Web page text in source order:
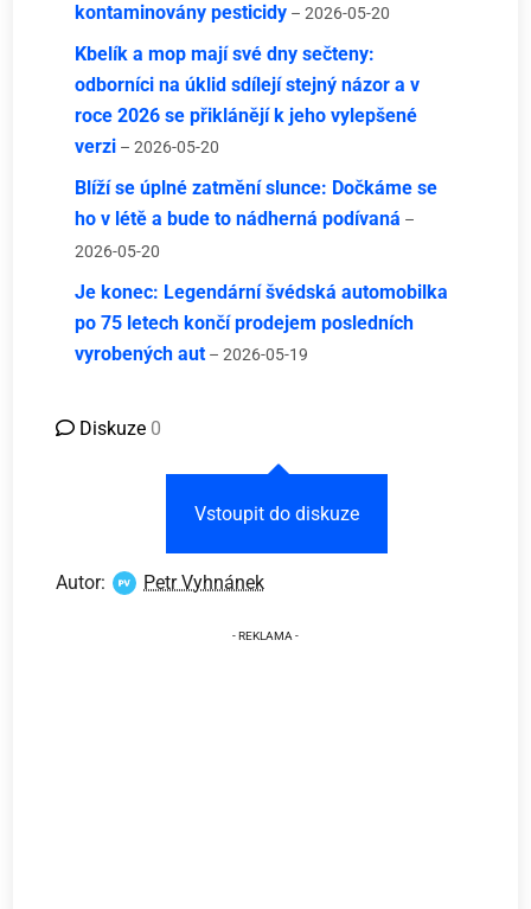
kontaminovány pesticidy – 2026-05-20
Kbelík a mop mají své dny sečteny:
odborníci na úklid sdílejí stejný názor a v
roce 2026 se přiklánějí k jeho vylepšené
verzi – 2026-05-20
Blíží se úplné zatmění slunce: Dočkáme se
ho v létě a bude to nádherná podívaná –
2026-05-20
Je konec: Legendární švédská automobilka
po 75 letech končí prodejem posledních
vyrobených aut – 2026-05-19
Diskuze 0
Vstoupit do diskuze
Autor: Petr Vyhnánek